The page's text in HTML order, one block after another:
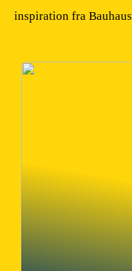
inspiration fra Bauhaus